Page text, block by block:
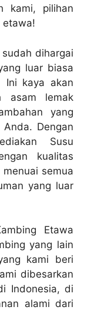
kami, pilihan
etawa!
dihargai
luar biasa
Ini kaya akan
asam lemak
yang
Dengan
Susu
kualitas
semua
yang luar
Etawa
yang lain
kami beri
dibesarkan
Indonesia, di
alami dari